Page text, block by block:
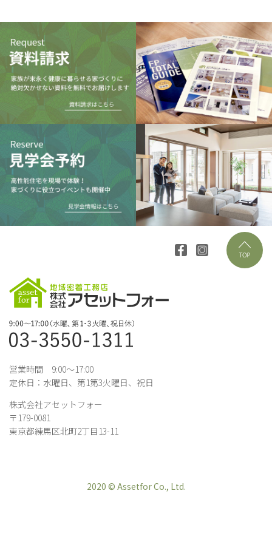
営業時間 9:00～17:00
定休日：水曜日、第1第3火曜日、祝日
株式会社アセットフォー
〒179-0081
東京都練馬区北町2丁目13-11
2020 © Assetfor Co., Ltd.